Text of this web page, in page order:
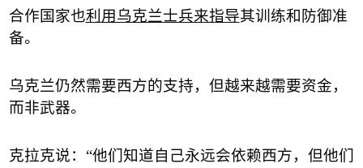
合作国家也利用乌克兰士兵来指导其训练和防御准
备。
乌克兰仍然需要西方的支持，但越来越需要资金，
而非武器。
克拉克说： “他们知道自己永远会依赖西方，但他们